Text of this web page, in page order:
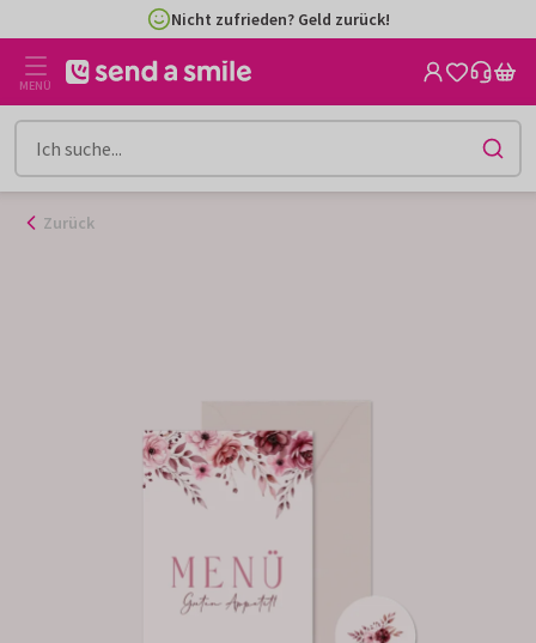
Inhalt
gehen
Nicht zufrieden? Geld zurück!
MENÜ
Zurück